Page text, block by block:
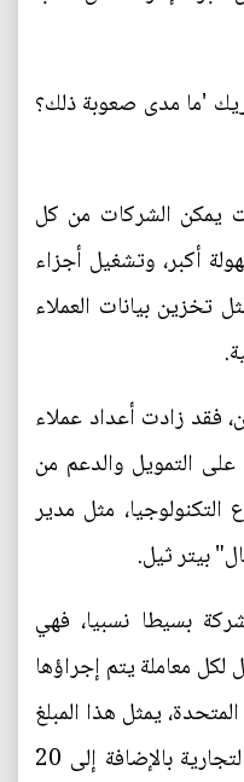
'ما مدى صعوبة ذلك؟
يمكن الشركات من كل
أكبر، وتشغيل أجزاء
تخزين بيانات العملاء
فقد زادت أعداد عملاء
التمويل والدعم من
مثل مدير
بيتر ثيل.
بسيطا نسبيا، فهي
لكل معاملة يتم إجراؤها
يمثل هذا المبلغ
1.4 في المئة من قيمة العملية التجارية بالإضافة إلى 20